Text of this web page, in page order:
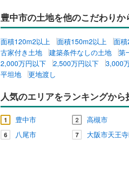
豊中市の土地を他のこだわりか
面積120m2以上 面積150m2以上 面
古家付き土地
建築条件なしの土地 第
2,000万円以下
2,500万円以下 3,000
平坦地
更地渡し
人気のエリアをランキングから
1 豊中市 2 高槻市
6 八尾市 7 大阪市天王